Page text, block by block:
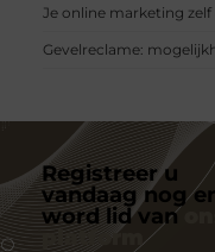
Je online marketing
Gevelreclame:
Registreer u
vandaag nog
word lid van
platform